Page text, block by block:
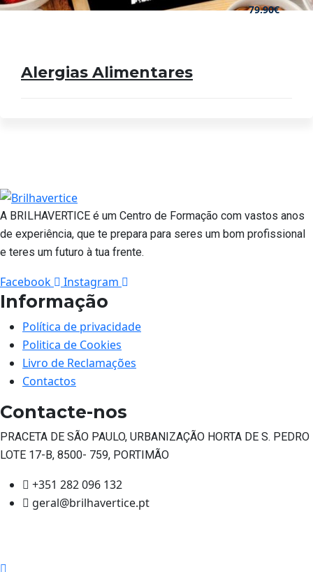
79.90€
Alergias Alimentares
A BRILHAVERTICE é um Centro de Formação com vastos anos
de experiência, que te prepara para seres um bom profissional
e teres um futuro à tua frente.
Facebook Instagram
Informação
Política de privacidade
Politica de Cookies
Livro de Reclamações
Contactos
Contacte-nos
PRACETA DE SÃO PAULO, URBANIZAÇÃO HORTA DE S. PEDRO
LOTE 17-B, 8500- 759, PORTIMÃO
+351 282 096 132
geral@brilhavertice.pt